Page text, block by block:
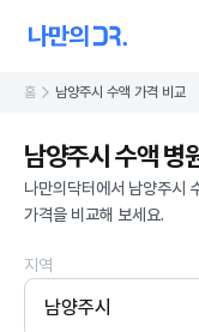
홈 남양주시 수액 가격 비교
남양주시 수액
나만의닥터에서 남양주시
가격을 비교해 보세요.
지역
남양주시